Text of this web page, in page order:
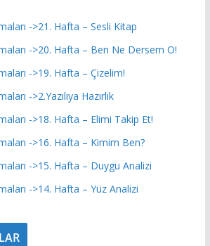
->21. Hafta – Sesli Kitap
->20. Hafta – Ben Ne Dersem O!
->19. Hafta – Çizelim!
->2.Yazılıya Hazırlık
->18. Hafta – Elimi Takip Et!
->16. Hafta – Kimim Ben?
->15. Hafta – Duygu Analizi
->14. Hafta – Yüz Analizi